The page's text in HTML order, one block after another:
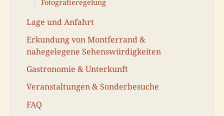
Fotografieregelung
Lage und Anfahrt
Erkundung von Montferrand &
nahegelegene Sehenswürdigkeiten
Gastronomie & Unterkunft
Veranstaltungen & Sonderbesuche
FAQ